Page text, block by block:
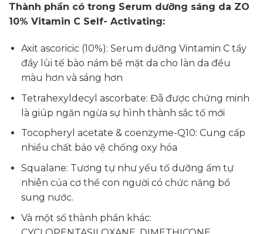
Thành phần có trong Serum dưỡng sáng da ZO
10% Vitamin C Self- Activating:
Axit ascoricic (10%): Serum dưỡng Vintamin C tẩy
đẩy lùi tế bào nám bề mặt da cho làn da đều
màu hơn và sáng hơn
Tetrahexyldecyl ascorbate: Đã được chứng minh
là giúp ngăn ngừa sự hình thành sắc tố mới
Tocopheryl acetate & coenzyme-Q10: Cung cấp
nhiều chất bảo vệ chống oxy hóa
Squalane: Tương tự như yếu tố dưỡng ẩm tự
nhiên của cơ thể con người có chức năng bổ
sung nước.
Và một số thành phần khác: